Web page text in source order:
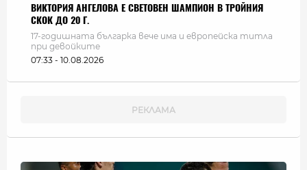
ВИКТОРИЯ АНГЕЛОВА Е СВЕТОВЕН ШАМПИОН В ТРОЙНИЯ
СКОК ДО 20 Г.
17-годишната българка вече има и европейска титла
при девойките
07:33 - 10.08.2026